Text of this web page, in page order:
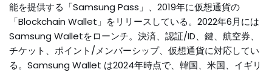
能を提供する「Samsung Pass」、2019年に仮想通貨の
「Blockchain Wallet」をリリースしている。2022年6月には
Samsung Walletをローンチ。決済、認証/ID、鍵、航空券、
チケット、ポイント/メンバーシップ、仮想通貨に対応してい
る。Samsung Wallet は2024年時点で、韓国、米国、イギリ